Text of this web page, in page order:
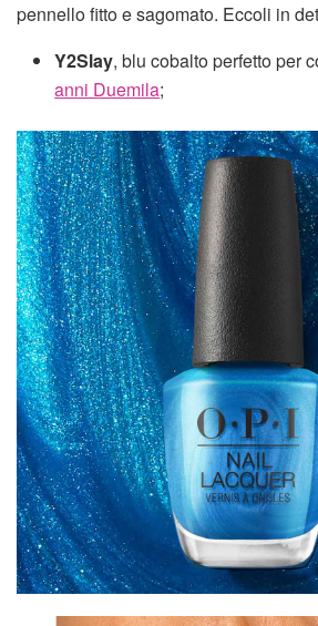
pennello fitto e sagomato. Eccoli in
Y2Slay, blu cobalto perfetto per
anni Duemila;